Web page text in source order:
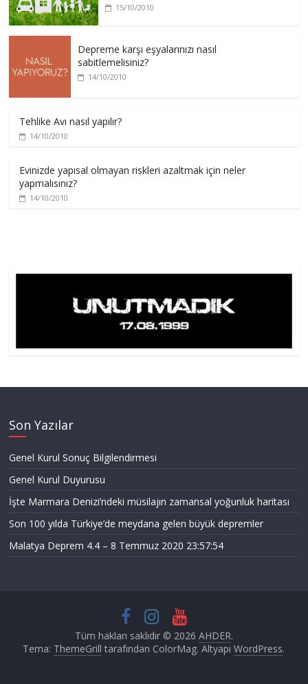
15/10/2010
Depreme karşı eşyalarınızı nasıl
sabitlemelisiniz?
14/10/2010
Tehlike Avı nasıl yapılır?
14/10/2010
Evinizde yapısal olmayan riskleri azaltmak için neler
yapmalısınız?
14/10/2010
Son Yazılar
Genel Kurul Sonuç Bilgilendirmesi
Genel Kurul Duyurusu
İşte Marmara Denizi’ndeki müsilajın zamansal yoğunluk haritası
Son 100 yılda Türkiye’de meydana gelen büyük depremler
Malatya Deprem 4.4 – 8 Temmuz 2020 23:57:54
Tüm hakları saklıdır © 2026 AHDER.
Tema: ThemeGrill tarafından ColorMag. AltyapıWordPress.